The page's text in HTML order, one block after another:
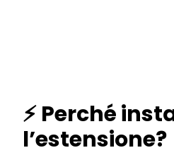
⚡ Perché
l’estensione?